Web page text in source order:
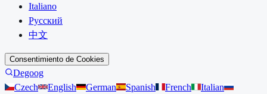
Italiano
Русский
中文
Consentimiento de Cookies
Degoog
Czech
English German Spanish French
Italian